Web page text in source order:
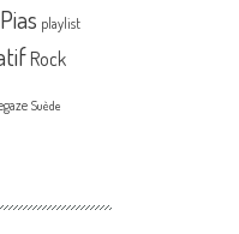
Pias playlist
Rock
Suède